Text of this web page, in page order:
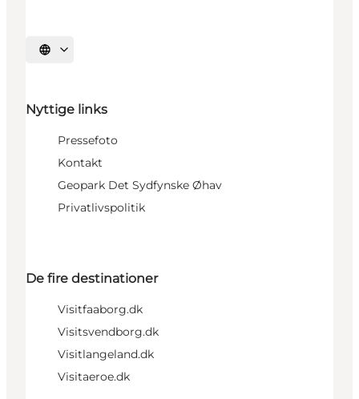
Vælg sprog
Nyttige links
Pressefoto
Kontakt
Geopark Det Sydfynske Øhav
Privatlivspolitik
De fire destinationer
Visitfaaborg.dk
Visitsvendborg.dk
Visitlangeland.dk
Visitaeroe.dk